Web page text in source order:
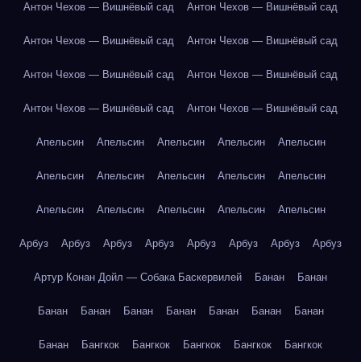
Антон Чехов — Вишнёвый сад Антон Чехов — Вишнёвый сад
Антон Чехов — Вишнёвый сад Антон Чехов — Вишнёвый сад
Антон Чехов — Вишнёвый сад Антон Чехов — Вишнёвый сад
Антон Чехов — Вишнёвый сад Антон Чехов — Вишнёвый сад
Апельсин Апельсин Апельсин Апельсин Апельсин
Апельсин Апельсин Апельсин Апельсин Апельсин
Апельсин Апельсин Апельсин Апельсин Апельсин
Арбуз Арбуз Арбуз Арбуз Арбуз Арбуз Арбуз Арбуз
Артур Конан Дойл — Собака Баскервилей Банан Банан
Банан Банан Банан Банан Банан Банан Банан
Банан Бангкок Бангкок Бангкок Бангкок Бангкок